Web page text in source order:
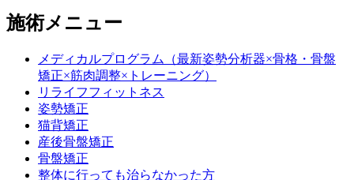
施術メニュー
メディカルプログラム（最新姿勢分析器×骨格・骨盤
矯正×筋肉調整×トレーニング）
リライフフィットネス
姿勢矯正
猫背矯正
産後骨盤矯正
骨盤矯正
整体に行っても治らなかった方